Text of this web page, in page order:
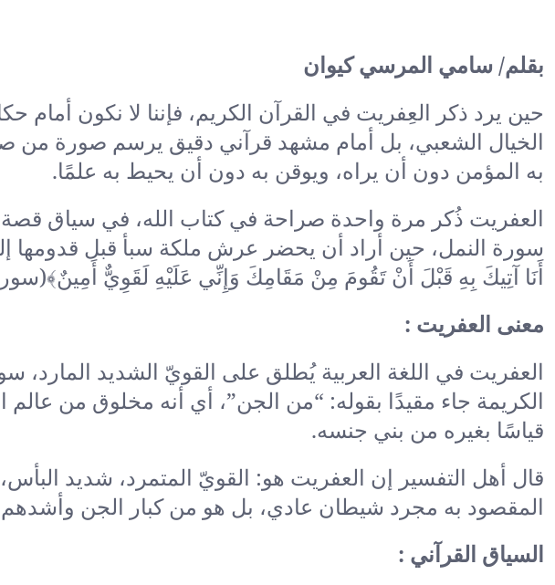
بقلم/ سامي المرسي كيوان
حين يرد ذكر العِفريت في القرآن الكريم، فإننا لا نكون أمام
الخيال الشعبي، بل أمام مشهد قرآني دقيق يرسم صورة من
به المؤمن دون أن يراه، ويوقن به دون أن يحيط به علمًا.
العفريت ذُكر مرة واحدة صراحة في كتاب الله، في سياق قصة
سورة النمل، حين أراد أن يحضر عرش ملكة سبأ قبل قدومها
أَنَا آتِيكَ بِهِ قَبْلَ أَنْ تَقُومَ مِنْ مَقَامِكَ وَإِنِّي عَلَيْهِ لَقَوِيٌّ أَمِينٌ﴾(سورة
معنى العفريت :
العفريت في اللغة العربية يُطلق على القويّ الشديد المارد،
الكريمة جاء مقيدًا بقوله: “من الجن”، أي أنه مخلوق من عالم
قياسًا بغيره من بني جنسه.
قال أهل التفسير إن العفريت هو: القويّ المتمرد، شديد
المقصود به مجرد شيطان عادي، بل هو من كبار الجن وأشدهم
السياق القرآني :